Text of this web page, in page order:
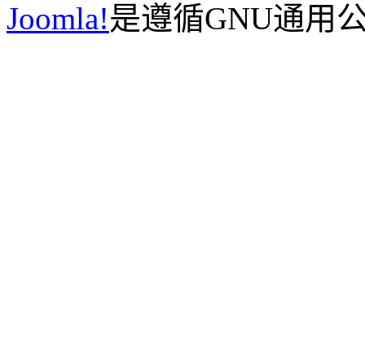
Joomla!是遵循GNU通用